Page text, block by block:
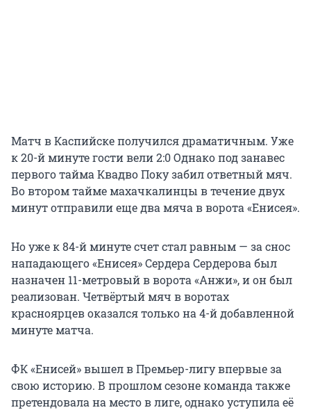
Матч в Каспийске получился драматичным. Уже
к 20-й минуте гости вели 2:0 Однако под занавес
первого тайма Квадво Поку забил ответный мяч.
Во втором тайме махачкалинцы в течение двух
минут отправили еще два мяча в ворота «Енисея».
Но уже к 84-й минуте счет стал равным — за снос
нападающего «Енисея» Сердера Сердерова был
назначен 11-метровый в ворота «Анжи», и он был
реализован. Четвёртый мяч в воротах
красноярцев оказался только на 4-й добавленной
минуте матча.
ФК «Енисей» вышел в Премьер-лигу впервые за
свою историю. В прошлом сезоне команда также
претендовала на место в лиге, однако уступила её